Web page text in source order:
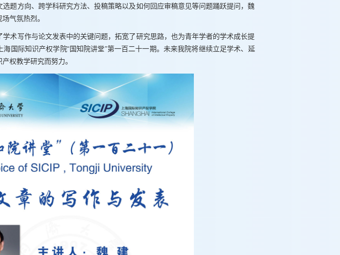
题方向、跨学科研究方法、投稿策略以及如何回应审稿意见等问题踊跃提问，魏
气氛热烈。
术写作与论文发表中的关键问题，拓宽了研究思路，也为青年学者的学术成长提
国际知识产权学院“国知院讲堂”第一百二十一期。未来我院将继续立足学术、延
权教学研究而努力。